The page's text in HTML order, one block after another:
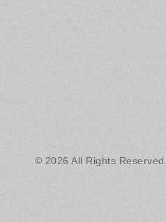
© 2026 All Rights Reserved.